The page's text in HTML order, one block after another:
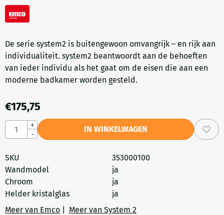
De serie system2 is buitengewoon omvangrijk – en rijk aan
individualiteit. system2 beantwoordt aan de behoeften
van ieder individu als het gaat om de eisen die aan een
moderne badkamer worden gesteld.
€175,75
Aantal
+
-
IN WINKELWAGEN
SKU
353000100
Wandmodel
ja
Chroom
ja
Helder kristalglas
ja
Meer van Emco
Meer van System 2